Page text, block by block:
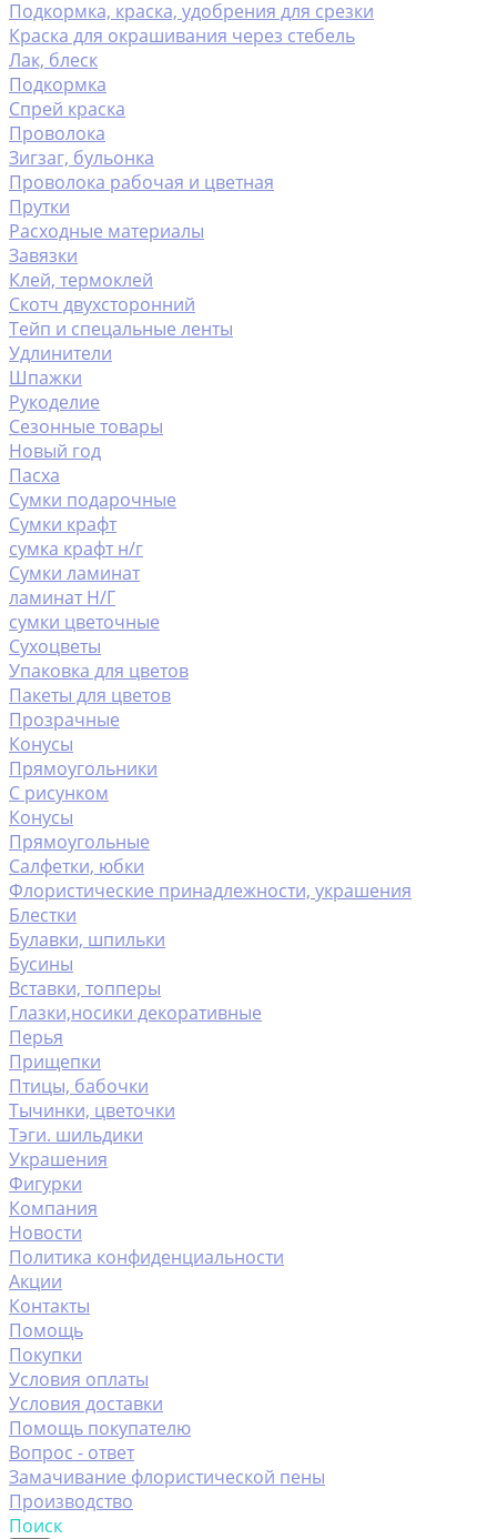
Подкормка, краска, удобрения для срезки
Краска для окрашивания через стебель
Лак, блеск
Подкормка
Спрей краска
Проволока
Зигзаг, бульонка
Проволока рабочая и цветная
Прутки
Расходные материалы
Завязки
Клей, термоклей
Скотч двухсторонний
Тейп и спецальные ленты
Удлинители
Шпажки
Рукоделие
Сезонные товары
Новый год
Пасха
Сумки подарочные
Сумки крафт
сумка крафт н/г
Сумки ламинат
ламинат Н/Г
сумки цветочные
Сухоцветы
Упаковка для цветов
Пакеты для цветов
Прозрачные
Конусы
Прямоугольники
С рисунком
Конусы
Прямоугольные
Салфетки, юбки
Флористические принадлежности, украшения
Блестки
Булавки, шпильки
Бусины
Вставки, топперы
Глазки,носики декоративные
Перья
Прищепки
Птицы, бабочки
Тычинки, цветочки
Тэги. шильдики
Украшения
Фигурки
Компания
Новости
Политика конфиденциальности
Акции
Контакты
Помощь
Покупки
Условия оплаты
Условия доставки
Помощь покупателю
Вопрос - ответ
Замачивание флористической пены
Производство
Поиск